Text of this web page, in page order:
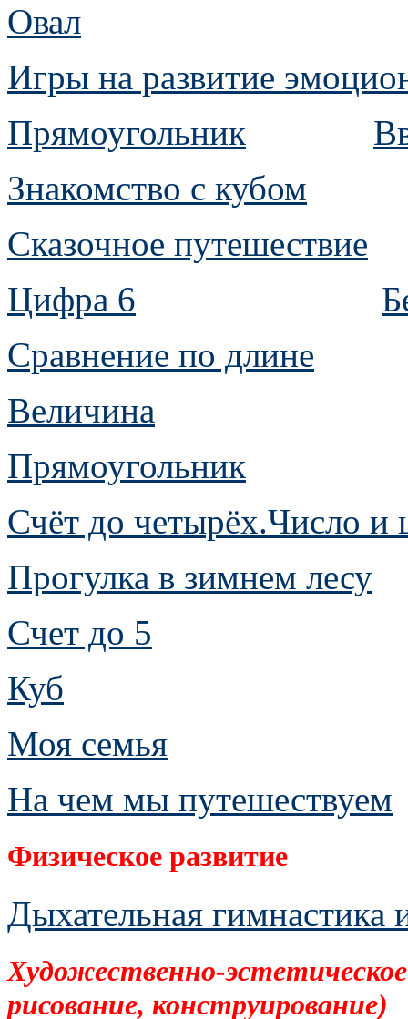
Овал
Игры на развитие
Прямоугольник
Знакомство с кубом
Сказочное путешествие
Цифра 6
Сравнение по длине
Величина
Прямоугольник
Счёт до четырёх.Число и
Прогулка в зимнем лесу
Счет до 5
Куб
Моя семья
На чем мы путешествуем
Физическое развитие
Дыхательная гимнастика
Художественно-
рисование, конструирование)